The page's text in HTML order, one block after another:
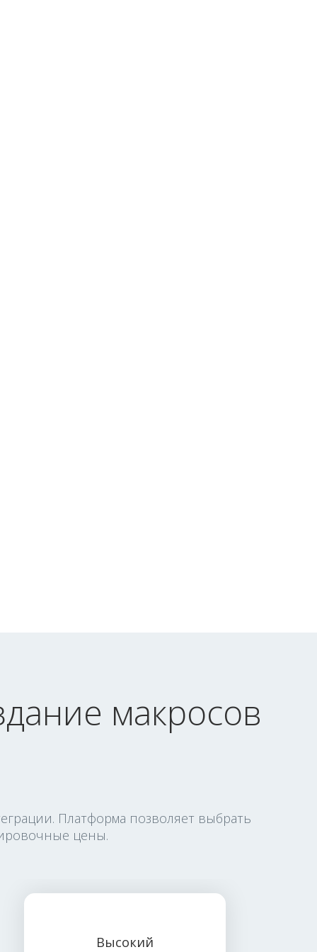
макросов
Платформа позволяет выбрать
цены.
Высокий